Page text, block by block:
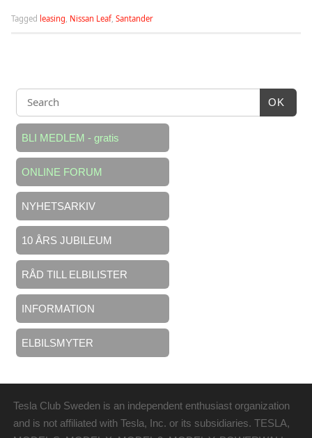
Tagged leasing Nissan Leaf, Santander
OK
BLI MEDLEM - gratis
ONLINE FORUM
NYHETSARKIV
10 ÅRS JUBILEUM
RÅD TILL ELBILISTER
INFORMATION
ELBILSMYTER
Tesla Club Sweden is an independent enthusiast organization
and is not affiliated with Tesla, Inc. or its subsidiaries. TESLA,